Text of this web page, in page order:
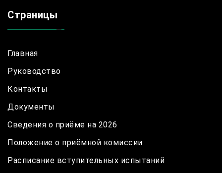
Страницы
Главная
Руководство
Контакты
Документы
Сведения о приёме на 2026
Положение о приёмной комиссии
Расписание вступительных испытаний